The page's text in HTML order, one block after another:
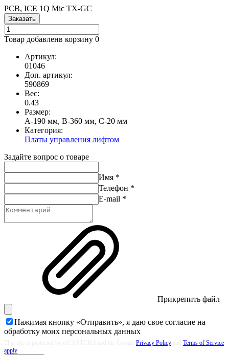
PCB, ICE 1Q Mic TX-GC
Заказать
Товар добавленв корзину 0
Артикул:
01046
Доп. артикул:
590869
Вес:
0.43
Размер:
A-190 мм, B-360 мм, C-20 мм
Категория:
Платы управления лифтом
Задайте вопрос о товаре
Имя *
Телефон *
E-mail *
Прикрепить файл
Нажимая кнопку «Отправить», я даю свое согласие на
обработку моих персональных данных
Privacy Policy
Terms of Service
apply